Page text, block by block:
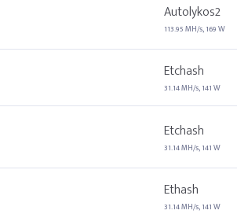
Autolykos2
113.95 MH/s, 169 W
Etchash
31.14 MH/s, 141 W
Etchash
31.14 MH/s, 141 W
Ethash
31.14 MH/s, 141 W